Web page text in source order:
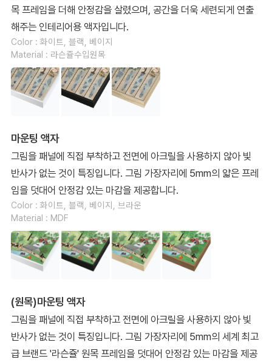
목 프레임을 더해 안정감을 살렸으며, 공간을 더욱 세련되게 연출
해주는 인테리어용 액자입니다.
Color : 화이트, 블랙, 베이지
Material : 라슨쥴수입원목
마운팅 액자
그림을 패널에 직접 부착하고 전면에 아크릴을 사용하지 않아 빛
반사가 없는 것이 특징입니다. 그림 가장자리에 5mm의 얇은 프레
임을 덧대어 안정감 있는 마감을 제공합니다.
Color : 화이트, 블랙, 베이지, 브라운
Material : MDF
(원목)마운팅 액자
그림을 패널에 직접 부착하고 전면에 아크릴을 사용하지 않아 빛
반사가 없는 것이 특징입니다. 그림 가장자리에 5mm의 세계 최고
급 브랜드 '라슨쥴' 원목 프레임을 덧대어 안정감 있는 마감을 제공